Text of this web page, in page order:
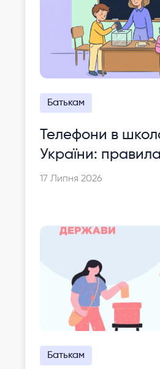
Батькам
Телефони в
України:
досвід Фінляндії
17 Липня 2026
Батькам